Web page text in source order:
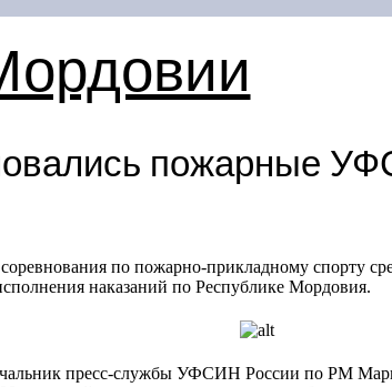
пожарные
по пожарно-прикладному спорту
наказаний по Республике Мордовия.
пресс-службы УФСИН России по РМ